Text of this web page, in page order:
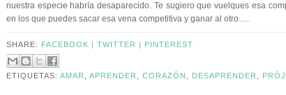
nuestra especie habría desaparecido. Te sugiero que vuelques esa
en los que puedes sacar esa vena competitiva y ganar al otro….
SHARE: FACEBOOK | TWITTER | PINTEREST
ETIQUETAS: AMAR APRENDER CORAZÓN DESAPRENDER